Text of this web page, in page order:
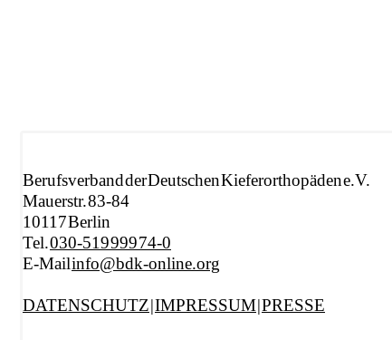
Berufsverband der Deutschen Kieferorthopäden e.V.
Mauerstr. 83-84
10117 Berlin
Tel.030-519 999 74-0
E-Mailinfo@bdk-online.org
DATENSCHUTZ|IMPRESSUM|PRESSE